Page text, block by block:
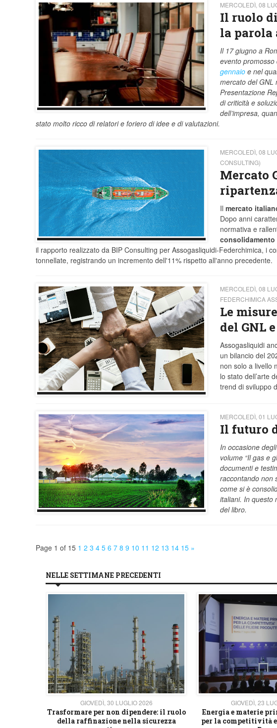
MERCOLEDÌ, 08
Il ruolo
la
Il 17 giugno a
evento promosso
gennaioe nel
mercato del GNL
Presentazione
di criticità e
dell’impresa,
stato molto ricco di relatori e foriero di idee e di valutazioni.
MERCOLEDÌ, 08
CONSULTING)
Mercato
Il mercato
Dopo anni
normativa e
consolidamento
il rapporto realizzato da BIP Consulting per Assogasliquidi-Federchimica, i
tonnellate, registrando un incremento dell'11% rispetto all'anno precedente.
MERCOLEDÌ, 08
FEDERCHIMICA
Le
del GNL
Assogasliquidi
un bilancio del
non solo a livello
lo stato dell’arte
trend di sviluppo
MERCOLEDÌ, 01
Il futuro
In occasione
volume “Il gas e
documenti e
raccontando non
come si è
italiani. In questo
del libro.
Page 1 of 15 1 2 3 4 5 6 7 8 9 10 11 12 13 14 15 »
NELLE SETTIMANE PRECEDENTI
GIOVEDÌ, 30 LUGLIO 2026
Trasformare per non dipendere: il ruolo
della raffinazione nella sicurezza
GIOVEDÌ, 23
Energia e materie
per la competitività